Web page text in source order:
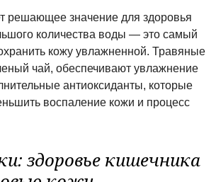
решающее значение для здоровья
количества воды — это самый
кожу увлажненной. Травяные
чай, обеспечивают увлажнение
антиоксиданты, которые
воспаление кожи и процесс
здоровье кишечника